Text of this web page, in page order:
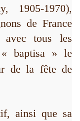
1905-1970),
de France
tous les
« baptisa » le
de la fête de
ainsi que sa